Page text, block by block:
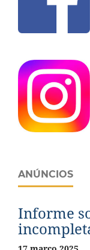
ANÚNCIOS
Informe